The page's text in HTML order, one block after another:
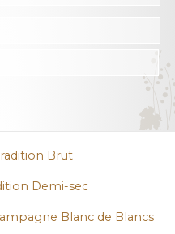
Brut
Demi-sec
Blanc de Blancs